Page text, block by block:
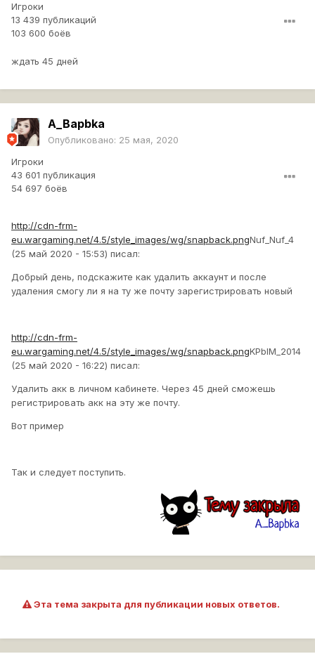
Игроки
13 439 публикаций
103 600 боёв
ждать 45 дней
A_Bapbka
Опубликовано: 25 мая, 2020
Игроки
43 601 публикация
54 697 боёв
http://cdn-frm-
eu.wargaming.net/4.5/style_images/wg/snapback.pngNuf_Nuf_4
(25 май 2020 - 15:53) писал:
Добрый день, подскажите как удалить аккаунт и после
удаления смогу ли я на ту же почту зарегистрировать новый
http://cdn-frm-
eu.wargaming.net/4.5/style_images/wg/snapback.pngKPbIM_2014
(25 май 2020 - 16:22) писал:
Удалить акк в личном кабинете. Через 45 дней сможешь
регистрировать акк на эту же почту.
Вот пример
Так и следует поступить.
Эта тема закрыта для публикации новых ответов.